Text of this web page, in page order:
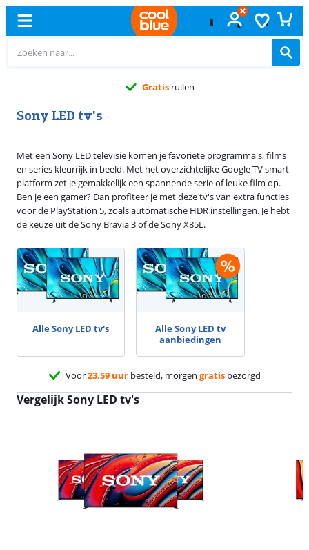
Gratis ruilen
Sony LED tv's
Met een Sony LED televisie komen je favoriete programma's, films
en series kleurrijk in beeld. Met het overzichtelijke Google TV smart
platform zet je gemakkelijk een spannende serie of leuke film op.
Ben je een gamer? Dan profiteer je met deze tv's van extra functies
voor de PlayStation 5, zoals automatische HDR instellingen. Je hebt
de keuze uit de Sony Bravia 3 of de Sony X85L.
Alle Sony LED tv's
Alle Sony LED tv
aanbiedingen
Voor23.59 uurbesteld, morgen gratisbezorgd
Vergelijk Sony LED tv's